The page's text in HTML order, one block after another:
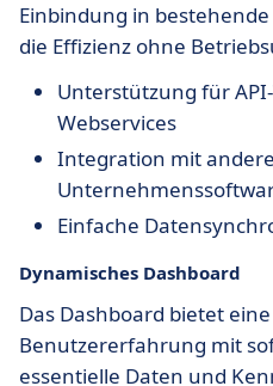
Einbindung in
die Effizienz ohne
Unterstützung für
Webservices
Integration mit
Einfache
Dynamisches Dashboard
Das Dashboard bietet
Benutzererfahrung mit
essentielle Daten und